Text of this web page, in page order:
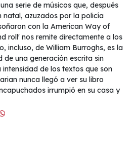
serie de músicos que, después
natal, azuzados por la policía
con la American Way of
roll' nos remite directamente a los
incluso, de William Burroghs, es la
una generación escrita sin
de los textos que son
nunca llegó a ver su libro
irrumpió en su casa y